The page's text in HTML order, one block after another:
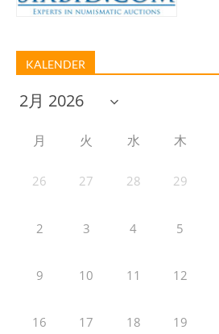
KALENDER
月 火 水 木
26 27 28 29
2 3 4 5
9 10 11 12
16 17 18 19